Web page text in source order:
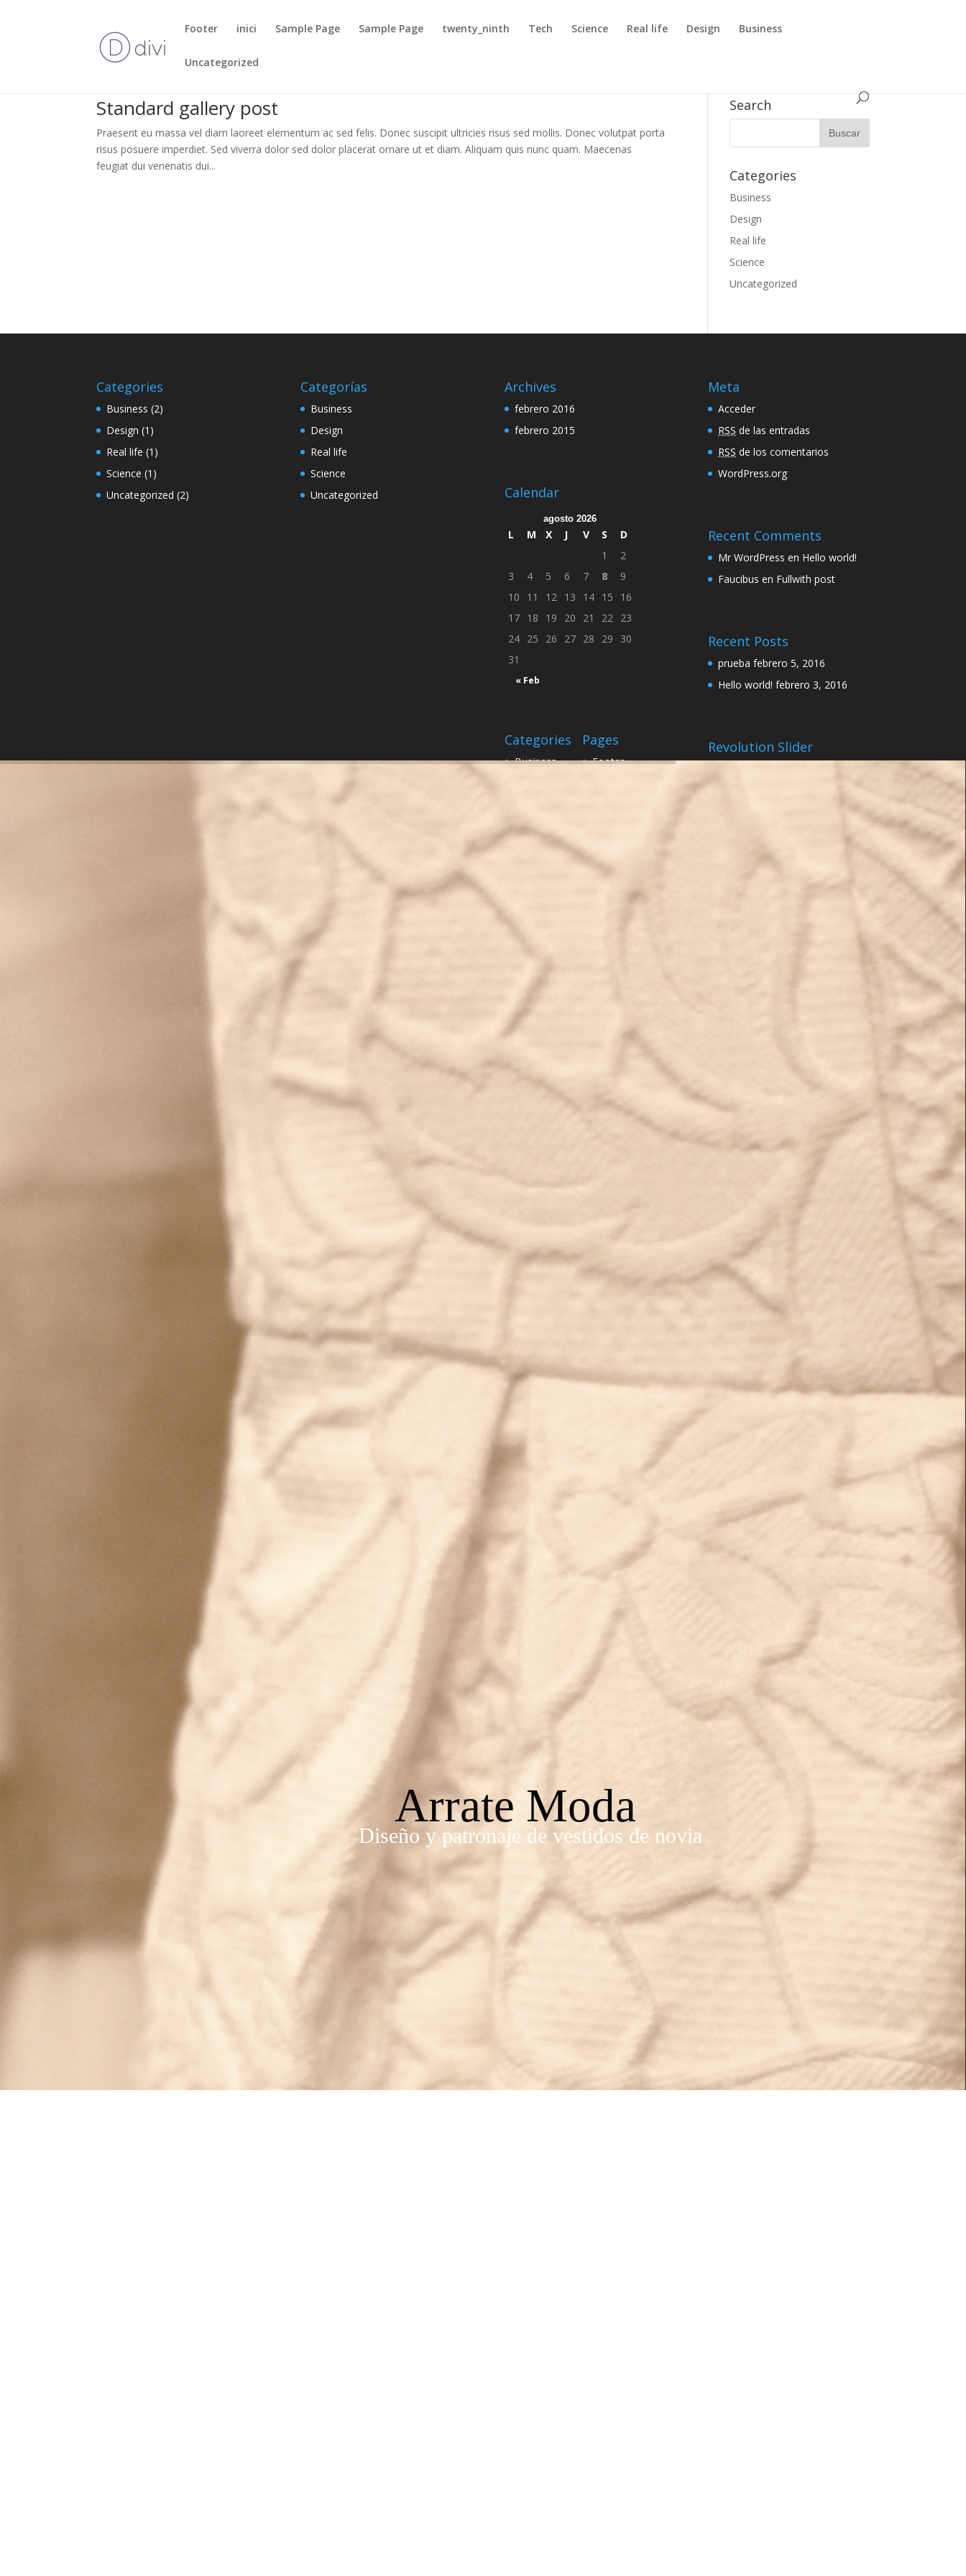
Footer inici Sample Page Sample Page twenty_ninth Tech Science Real life Design Business
Uncategorized
Standard gallery post
Praesent eu massa vel diam laoreet elementum ac sed felis. Donec suscipit ultricies risus sed mollis. Donec volutpat porta
risus posuere imperdiet. Sed viverra dolor sed dolor placerat ornare ut et diam. Aliquam quis nunc quam. Maecenas
feugiat dui venenatis dui...
Search
Categories
Business
Design
Real life
Science
Uncategorized
Categories
Business (2)
Design (1)
Real life (1)
Science (1)
Uncategorized (2)
Categorías
Business
Design
Real life
Science
Uncategorized
Archives
febrero 2016
febrero 2015
Calendar
agosto 2026
L M X J V S D
« Feb
1
2
3
4 5 6 7 8
9
10
11 12 13 14 15
16
17
18 19 20 21 22
23
24
25 26 27 28 29
30
31
Categories
Business
Science
Uncategorized
Pages
Footer
Meta
Acceder
RSS de las entradas
RSS de los comentarios
WordPress.org
Recent Comments
Mr WordPress en Hello world!
Faucibus en Fullwith post
Recent Posts
prueba febrero 5, 2016
Hello world! febrero 3, 2016
Revolution Slider
Arrate Moda
Diseño y patronaje de vestidos de novia